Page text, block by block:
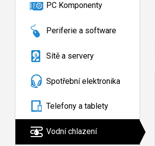
PC Komponenty
Periferie a software
Sítě a servery
Spotřební elektronika
Telefony a tablety
Vodní chlazení